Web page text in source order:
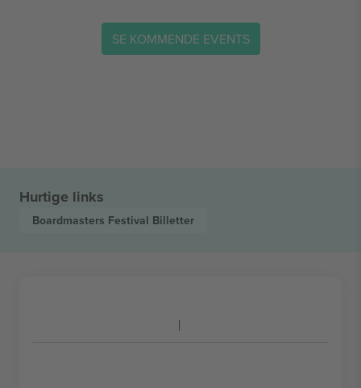
SE KOMMENDE EVENTS
Hurtige links
Boardmasters Festival Billetter